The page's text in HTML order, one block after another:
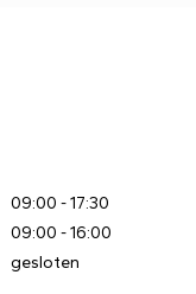
09:00 - 17:30
09:00 - 16:00
gesloten